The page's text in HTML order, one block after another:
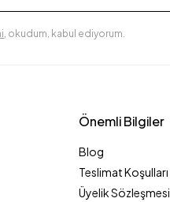
, okudum, kabul ediyorum.
Önemli Bilgiler
Blog
Teslimat Koşulları
Üyelik Sözleşmesi